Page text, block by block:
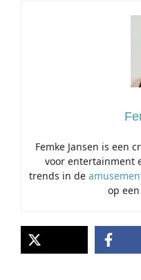
Femke Jansen is een
voor entertainment
trends in de
op